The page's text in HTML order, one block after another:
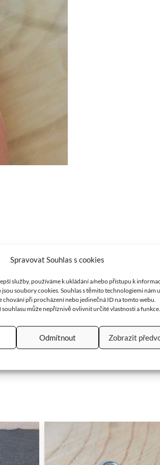
Spravovat Souhlas s cookies
služby, používáme k ukládání a/nebo přístupu k
soubory cookies. Souhlas s těmito technologiemi nám
chování při procházení nebo jedinečná ID na tomto webu.
může nepříznivě ovlivnit určité vlastnosti a funkce.
Odmítnout Zobrazit
je nastavitelná.
ceněný pro svou ohromující krásu a
a střízlivost.